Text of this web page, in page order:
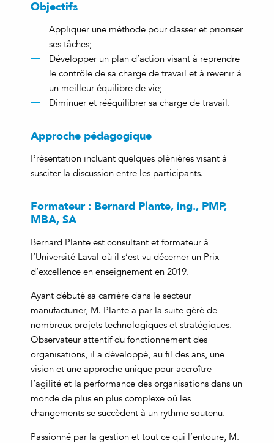
Objectifs
Appliquer une méthode pour classer et prioriser
ses tâches;
Développer un plan d’action visant à reprendre
le contrôle de sa charge de travail et à revenir à
un meilleur équilibre de vie;
Diminuer et rééquilibrer sa charge de travail.
Approche pédagogique
Présentation incluant quelques plénières visant à
susciter la discussion entre les participants.
Formateur : Bernard Plante, ing., PMP,
MBA, SA
Bernard Plante est consultant et formateur à
l’Université Laval où il s’est vu décerner un Prix
d’excellence en enseignement en 2019.
Ayant débuté sa carrière dans le secteur
manufacturier, M. Plante a par la suite géré de
nombreux projets technologiques et stratégiques.
Observateur attentif du fonctionnement des
organisations, il a développé, au fil des ans, une
vision et une approche unique pour accroître
l’agilité et la performance des organisations dans un
monde de plus en plus complexe où les
changements se succèdent à un rythme soutenu.
Passionné par la gestion et tout ce qui l’entoure, M.